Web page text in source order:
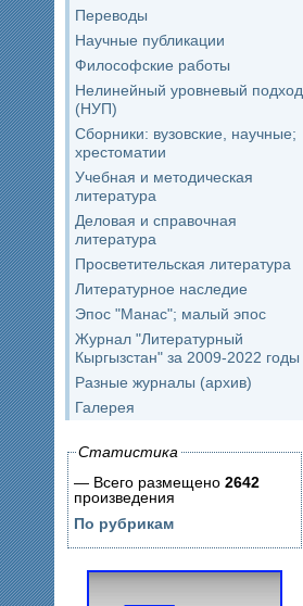
Переводы
Научные публикации
Философские работы
Нелинейный уровневый подход
(НУП)
Сборники: вузовские, научные;
хрестоматии
Учебная и методическая
литература
Деловая и справочная
литература
Просветительская литература
Литературное наследие
Эпос "Манас"; малый эпос
Журнал "Литературный
Кыргызстан" за 2009-2022 годы
Разные журналы (архив)
Галерея
Статистика
— Всего размещено 2642
произведения
По рубрикам